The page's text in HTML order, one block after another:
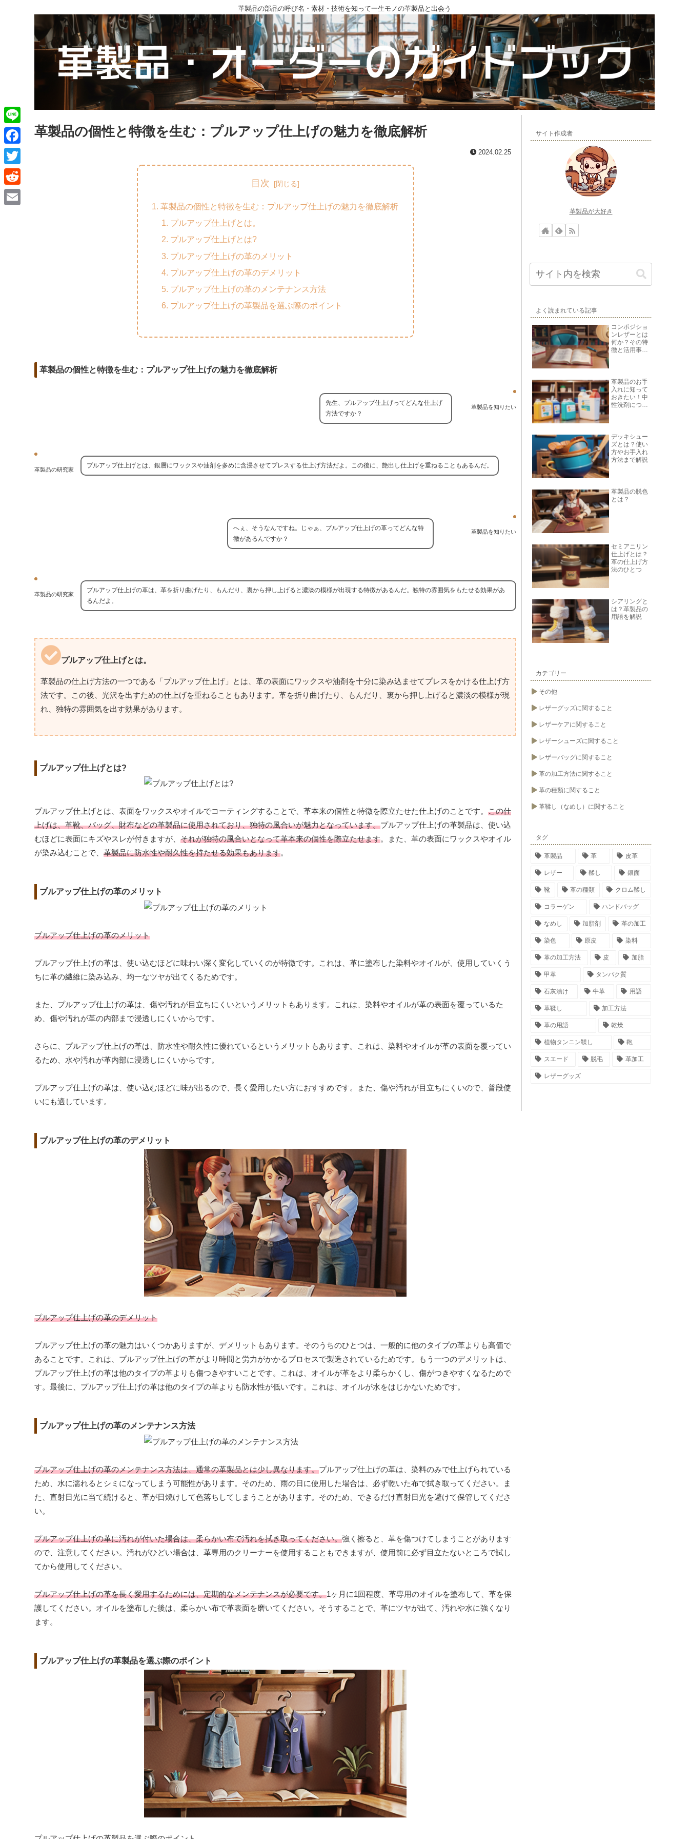
革製品の部品の呼び名・素材・技術を知って一生モノの革製品と出会う
革製品の個性と特徴を生む：プルアップ仕上げの魅力を徹底解析
2024.02.25
目次
革製品の個性と特徴を生む：プルアップ仕上げの魅力を徹底解析
プルアップ仕上げとは。
プルアップ仕上げとは?
プルアップ仕上げの革のメリット
プルアップ仕上げの革のデメリット
プルアップ仕上げの革のメンテナンス方法
プルアップ仕上げの革製品を選ぶ際のポイント
革製品の個性と特徴を生む：プルアップ仕上げの魅力を徹底解析
革製品を知りたい
先生、プルアップ仕上げってどんな仕上げ
方法ですか？
革製品の研究家
プルアップ仕上げとは、銀層にワックスや油剤を多めに含浸させてプレスする仕上げ方法だよ。この後に、艶出し仕上げを重ねることもあるんだ。
革製品を知りたい
へぇ、そうなんですね。じゃぁ、プルアップ仕上げの革ってどんな特
徴があるんですか？
革製品の研究家
プルアップ仕上げの革は、革を折り曲げたり、もんだり、裏から押し上げると濃淡の模様が出現する特徴があるんだ。独特の雰囲気をもたせる効果があ
るんだよ。
プルアップ仕上げとは。
革製品の仕上げ方法の一つである「プルアップ仕上げ」とは、革の表面にワックスや油剤を十分に染み込ませてプレスをかける仕上げ方
法です。この後、光沢を出すための仕上げを重ねることもあります。革を折り曲げたり、もんだり、裏から押し上げると濃淡の模様が現
れ、独特の雰囲気を出す効果があります。
プルアップ仕上げとは?
プルアップ仕上げとは、表面をワックスやオイルでコーティングすることで、革本来の個性と特徴を際立たせた仕上げのことです。 この仕
上げは、革靴、バッグ、財布などの革製品に使用されており、独特の風合いが魅力となっています。プルアップ仕上げの革製品は、使い込
むほどに表面にキズやスレが付きますが、 それが独特の風合いとなって革本来の個性を際立たせます。また、革の表面にワックスやオイル
が染み込むことで、 革製品に防水性や耐久性を持たせる効果もあります。
プルアップ仕上げの革のメリット
プルアップ仕上げの革のメリット
プルアップ仕上げの革は、使い込むほどに味わい深く変化していくのが特徴です。これは、革に塗布した染料やオイルが、使用していくう
ちに革の繊維に染み込み、均一なツヤが出てくるためです。
また、プルアップ仕上げの革は、傷や汚れが目立ちにくいというメリットもあります。これは、染料やオイルが革の表面を覆っているた
め、傷や汚れが革の内部まで浸透しにくいからです。
さらに、プルアップ仕上げの革は、防水性や耐久性に優れているというメリットもあります。これは、染料やオイルが革の表面を覆ってい
るため、水や汚れが革内部に浸透しにくいからです。
プルアップ仕上げの革は、使い込むほどに味が出るので、長く愛用したい方におすすめです。また、傷や汚れが目立ちにくいので、普段使
いにも適しています。
プルアップ仕上げの革のデメリット
プルアップ仕上げの革のデメリット
プルアップ仕上げの革の魅力はいくつかありますが、デメリットもあります。そのうちのひとつは、一般的に他のタイプの革よりも高価で
あることです。これは、プルアップ仕上げの革がより時間と労力がかかるプロセスで製造されているためです。もう一つのデメリットは、
プルアップ仕上げの革は他のタイプの革よりも傷つきやすいことです。これは、オイルが革をより柔らかくし、傷がつきやすくなるためで
す。最後に、プルアップ仕上げの革は他のタイプの革よりも防水性が低いです。これは、オイルが水をはじかないためです。
プルアップ仕上げの革のメンテナンス方法
プルアップ仕上げの革のメンテナンス方法は、通常の革製品とは少し異なります。プルアップ仕上げの革は、染料のみで仕上げられている
ため、水に濡れるとシミになってしまう可能性があります。そのため、雨の日に使用した場合は、必ず乾いた布で拭き取ってください。ま
た、直射日光に当て続けると、革が日焼けして色落ちしてしまうことがあります。そのため、できるだけ直射日光を避けて保管してくださ
い。
プルアップ仕上げの革に汚れが付いた場合は、柔らかい布で汚れを拭き取ってください。強く擦ると、革を傷つけてしまうことがあります
ので、注意してください。汚れがひどい場合は、革専用のクリーナーを使用することもできますが、使用前に必ず目立たないところで試し
てから使用してください。
プルアップ仕上げの革を長く愛用するためには、定期的なメンテナンスが必要です。1ヶ月に1回程度、革専用のオイルを塗布して、革を保
護してください。オイルを塗布した後は、柔らかい布で革表面を磨いてください。そうすることで、革にツヤが出て、汚れや水に強くなり
ます。
プルアップ仕上げの革製品を選ぶ際のポイント
サイト作成者
革製品が大好き
よく読まれている記事
コンポジショ
ンレザーとは
何か？その特
徴と活用事例
革製品のお手
入れに知って
おきたい！中
性洗剤につい
デッキシュー
ズとは？使い
方やお手入れ
方法まで解説
革製品の脱色
とは？
セミアニリン
仕上げとは？
革の仕上げ方
法のひとつ
シアリングと
は？革製品の
用語を解説
カテゴリー
その他
レザーグッズに関すること
レザーケアに関すること
レザーシューズに関すること
レザーバッグに関すること
革の加工方法に関すること
革の種類に関すること
革鞣し（なめし）に関すること
タグ
革製品 革 皮革
レザー 鞣し 銀面
靴 革の種類 クロム鞣し
コラーゲン ハンドバッグ
なめし 加脂剤 革の加工
染色 原皮 染料
革の加工方法 皮 加脂
甲革 タンパク質
石灰漬け 牛革 用語
革鞣し 加工方法
革の用語 乾燥
植物タンニン鞣し 鞄
スエード 脱毛 革加工
レザーグッズ
L
i
n
e
F
a
c
e
T
w
i
R